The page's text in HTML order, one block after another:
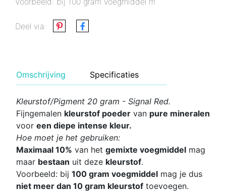
Deel via:
Omschrijving Specificaties
Kleurstof/Pigment 20 gram - Signal Red.
Fijngemalen kleurstof poeder van pure mineralen
voor een diepe intense kleur.
Hoe moet je het gebruiken:
Maximaal 10% van het gemixte voegmiddel mag
maar bestaan uit deze kleurstof.
Voorbeeld: bij 100 gram voegmiddel mag je dus
niet meer dan 10 gram kleurstof toevoegen.